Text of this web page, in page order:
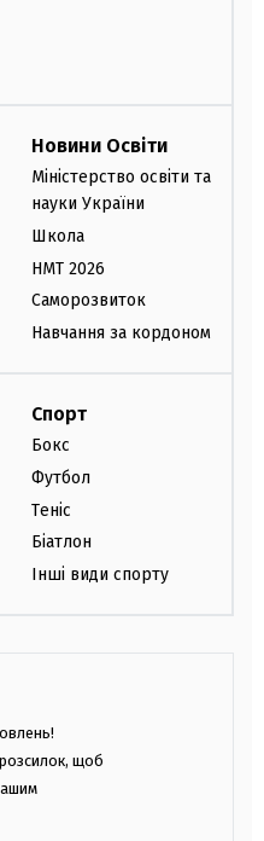
Новини Освіти
Міністерство освіти та
науки України
Школа
НМТ 2026
Саморозвиток
Навчання за кордоном
Спорт
Бокс
Футбол
Теніс
Біатлон
Інші види спорту
щоб